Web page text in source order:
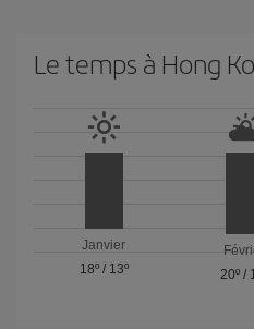
Le temps à Hong
Janvier
18º/ 13º
20º/